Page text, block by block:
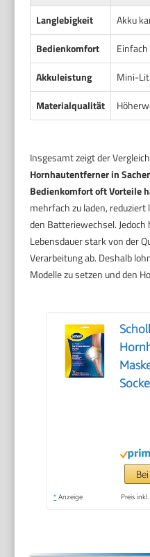
Langlebigkeit
Akku
Bedienkomfort
Akkuleistung
Mini-
Materialqualität
Insgesamt zeigt der
Hornhautentferner in
Bedienkomfort oft Vorteile
mehrfach zu laden,
den Batteriewechsel.
Lebensdauer stark von der
Verarbeitung ab. Deshalb
Modelle zu setzen und den
* Anzeige Preis